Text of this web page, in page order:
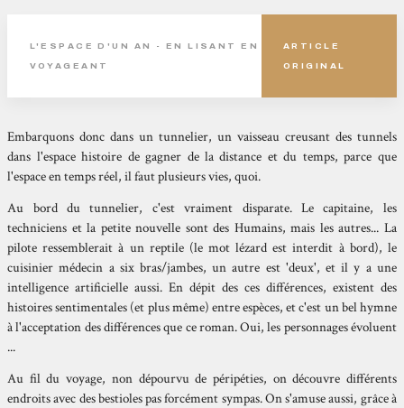
L'ESPACE D'UN AN - EN LISANT EN
VOYAGEANT
ARTICLE
ORIGINAL
Embarquons donc dans un tunnelier, un vaisseau creusant des tunnels
dans l'espace histoire de gagner de la distance et du temps, parce que
l'espace en temps réel, il faut plusieurs vies, quoi.
Au bord du tunnelier, c'est vraiment disparate. Le capitaine, les
techniciens et la petite nouvelle sont des Humains, mais les autres... La
pilote ressemblerait à un reptile (le mot lézard est interdit à bord), le
cuisinier médecin a six bras/jambes, un autre est 'deux', et il y a une
intelligence artificielle aussi. En dépit des ces différences, existent des
histoires sentimentales (et plus même) entre espèces, et c'est un bel hymne
à l'acceptation des différences que ce roman. Oui, les personnages évoluent
...
Au fil du voyage, non dépourvu de péripéties, on découvre différents
endroits avec des bestioles pas forcément sympas. On s'amuse aussi, grâce à